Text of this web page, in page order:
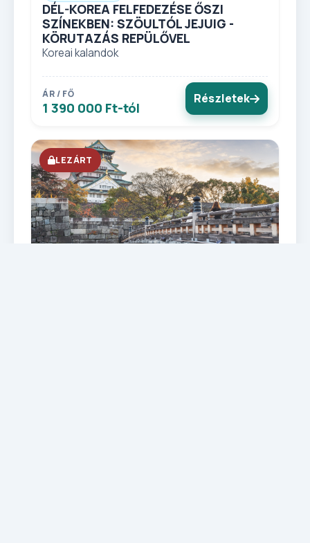
DÉL-KOREA FELFEDEZÉSE ŐSZI
SZÍNEKBEN: SZÖULTÓL JEJUIG -
KÖRUTAZÁS REPÜLŐVEL
Koreai kalandok
ÁR / FŐ
1 390 000 Ft-tól
Részletek
LEZÁRT